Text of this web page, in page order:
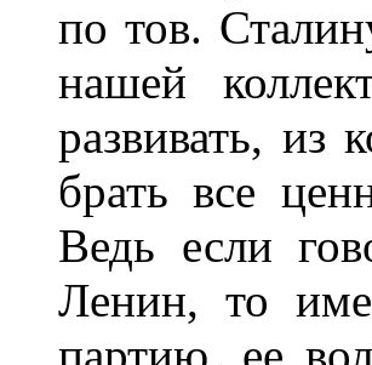
по тов.
нашей
развивать, из
брать все
Ведь если
Ленин, то